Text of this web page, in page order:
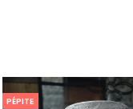
PÉPITE